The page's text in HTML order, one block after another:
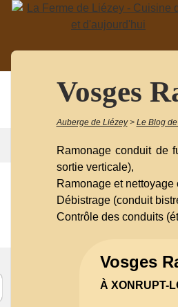
Vosges
Auberge de Liézey > Le Blog
Ramonage conduit de
sortie verticale),
Ramonage et
Débistrage (conduit
Contrôle des conduits
Vosges
À XONRUPT-